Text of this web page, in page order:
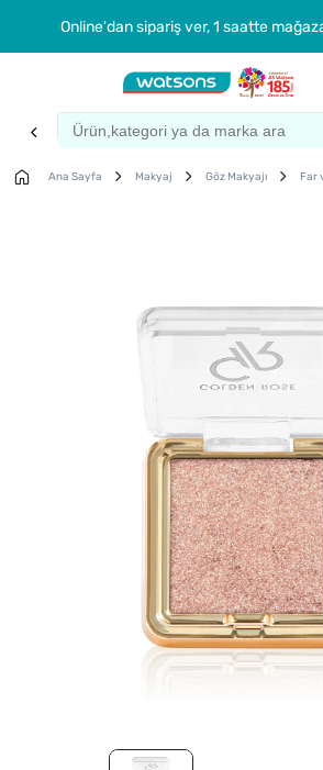
Online'dan sipariş ver, 1 saatte
Ana Sayfa Makyaj Göz Makyajı Far